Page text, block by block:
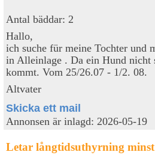
Antal bäddar: 2
Hallo,
ich suche für meine Tochter und
in Alleinlage . Da ein Hund nicht
kommt. Vom 25/26.07 - 1/2. 08.
Altvater
Skicka ett mail
Annonsen är inlagd: 2026-05-19
Letar långtidsuthyrning